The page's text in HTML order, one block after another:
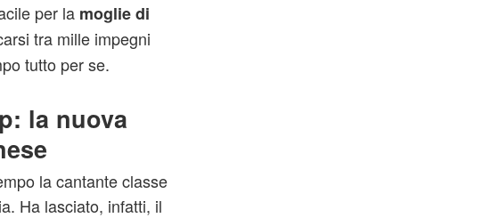
per la moglie di
tra mille impegni
tutto per se.
la nuova
la cantante classe
Ha lasciato, infatti, il